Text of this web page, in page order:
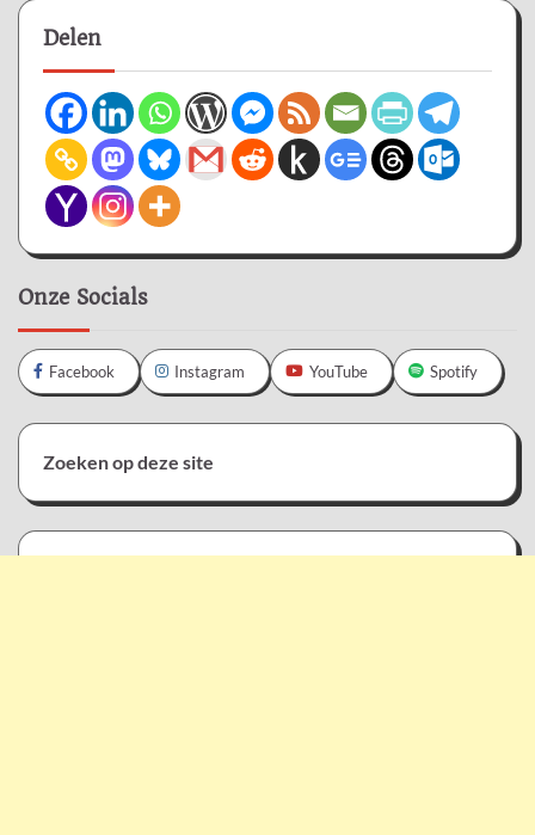
Delen
Onze Socials
Facebook Instagram YouTube Spotify
Zoeken op deze site